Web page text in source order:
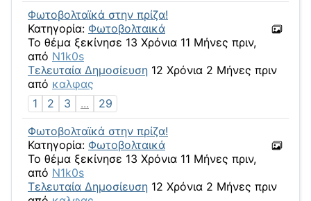
Φωτοβολταϊκά στην πρίζα!
Κατηγορία: Φωτοβολταικά
Το θέμα ξεκίνησε 13 Χρόνια 11 Μήνες πριν,
από N1k0s
Τελευταία Δημοσίευση 12 Χρόνια 2 Μήνες πριν
από καλφας
1
2 3 ...
29
Φωτοβολταϊκά στην πρίζα!
Κατηγορία: Φωτοβολταικά
Το θέμα ξεκίνησε 13 Χρόνια 11 Μήνες πριν,
από N1k0s
Τελευταία Δημοσίευση 12 Χρόνια 2 Μήνες πριν